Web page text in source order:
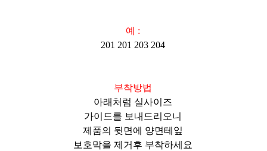
예 :
201 201 203 204
부착방법
아래처럼 실사이즈
가이드를 보내드리오니
제품의 뒷면에 양면테잎
보호막을 제거후 부착하세요